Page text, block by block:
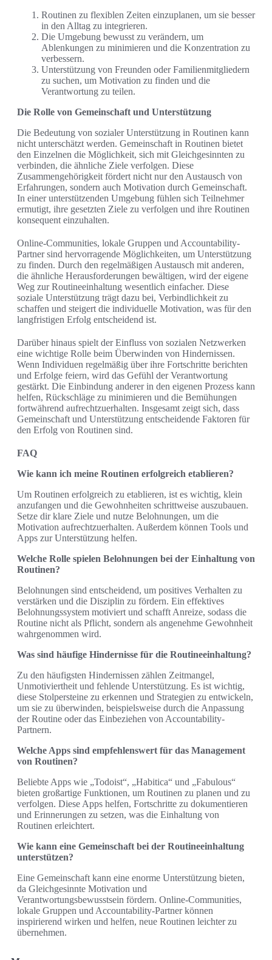
Routinen zu flexiblen Zeiten einzuplanen, um sie besser
in den Alltag zu integrieren.
Die Umgebung bewusst zu verändern, um
Ablenkungen zu minimieren und die Konzentration zu
verbessern.
Unterstützung von Freunden oder Familienmitgliedern
zu suchen, um Motivation zu finden und die
Verantwortung zu teilen.
Die Rolle von Gemeinschaft und Unterstützung
Die Bedeutung von sozialer Unterstützung in Routinen kann
nicht unterschätzt werden. Gemeinschaft in Routinen bietet
den Einzelnen die Möglichkeit, sich mit Gleichgesinnten zu
verbinden, die ähnliche Ziele verfolgen. Diese
Zusammengehörigkeit fördert nicht nur den Austausch von
Erfahrungen, sondern auch Motivation durch Gemeinschaft.
In einer unterstützenden Umgebung fühlen sich Teilnehmer
ermutigt, ihre gesetzten Ziele zu verfolgen und ihre Routinen
konsequent einzuhalten.
Online-Communities, lokale Gruppen und Accountability-
Partner sind hervorragende Möglichkeiten, um Unterstützung
zu finden. Durch den regelmäßigen Austausch mit anderen,
die ähnliche Herausforderungen bewältigen, wird der eigene
Weg zur Routineeinhaltung wesentlich einfacher. Diese
soziale Unterstützung trägt dazu bei, Verbindlichkeit zu
schaffen und steigert die individuelle Motivation, was für den
langfristigen Erfolg entscheidend ist.
Darüber hinaus spielt der Einfluss von sozialen Netzwerken
eine wichtige Rolle beim Überwinden von Hindernissen.
Wenn Individuen regelmäßig über ihre Fortschritte berichten
und Erfolge feiern, wird das Gefühl der Verantwortung
gestärkt. Die Einbindung anderer in den eigenen Prozess kann
helfen, Rückschläge zu minimieren und die Bemühungen
fortwährend aufrechtzuerhalten. Insgesamt zeigt sich, dass
Gemeinschaft und Unterstützung entscheidende Faktoren für
den Erfolg von Routinen sind.
FAQ
Wie kann ich meine Routinen erfolgreich etablieren?
Um Routinen erfolgreich zu etablieren, ist es wichtig, klein
anzufangen und die Gewohnheiten schrittweise auszubauen.
Setze dir klare Ziele und nutze Belohnungen, um die
Motivation aufrechtzuerhalten. Außerdem können Tools und
Apps zur Unterstützung helfen.
Welche Rolle spielen Belohnungen bei der Einhaltung von
Routinen?
Belohnungen sind entscheidend, um positives Verhalten zu
verstärken und die Disziplin zu fördern. Ein effektives
Belohnungssystem motiviert und schafft Anreize, sodass die
Routine nicht als Pflicht, sondern als angenehme Gewohnheit
wahrgenommen wird.
Was sind häufige Hindernisse für die Routineeinhaltung?
Zu den häufigsten Hindernissen zählen Zeitmangel,
Unmotiviertheit und fehlende Unterstützung. Es ist wichtig,
diese Stolpersteine zu erkennen und Strategien zu entwickeln,
um sie zu überwinden, beispielsweise durch die Anpassung
der Routine oder das Einbeziehen von Accountability-
Partnern.
Welche Apps sind empfehlenswert für das Management
von Routinen?
Beliebte Apps wie „Todoist“, „Habitica“ und „Fabulous“
bieten großartige Funktionen, um Routinen zu planen und zu
verfolgen. Diese Apps helfen, Fortschritte zu dokumentieren
und Erinnerungen zu setzen, was die Einhaltung von
Routinen erleichtert.
Wie kann eine Gemeinschaft bei der Routineeinhaltung
unterstützen?
Eine Gemeinschaft kann eine enorme Unterstützung bieten,
da Gleichgesinnte Motivation und
Verantwortungsbewusstsein fördern. Online-Communities,
lokale Gruppen und Accountability-Partner können
inspirierend wirken und helfen, neue Routinen leichter zu
übernehmen.